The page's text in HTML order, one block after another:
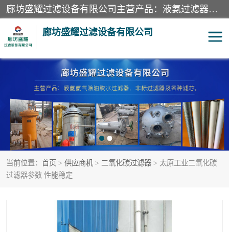
廊坊盛耀过滤设备有限公司主营产品：液氨过滤器、沼气过滤器、氨气分离器、二氧化碳过滤器、过滤器、液氨氨气过滤器、天然气过滤器、管道过滤器、*过滤器、液氨除油除水过滤器、氨气除油除水过滤器、焦炉煤气除焦油过滤器等。
廊坊盛耀过滤设备有限公司
当前位置： 首页 > 供应商机 > 二氧化碳过滤器 > 太原工业二氧化碳
过滤器参数 性能稳定
二氧化碳过滤器 过滤器
液氨氨气过滤器 沼气过滤器
天然气过滤器 管道过滤器
甲醇过滤器 液氨除油除水过滤器
硝酸尾气分离器 酸雾聚结分离器